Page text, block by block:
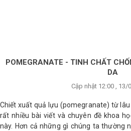
POMEGRANATE - TINH CHẤT
DA
Cập nhật 12:00 , 13/
Chiết xuất quả lựu (pomegranate) từ
rất nhiều bài viết và chuyên đề khoa
này. Hơn cả những gì chúng ta thường